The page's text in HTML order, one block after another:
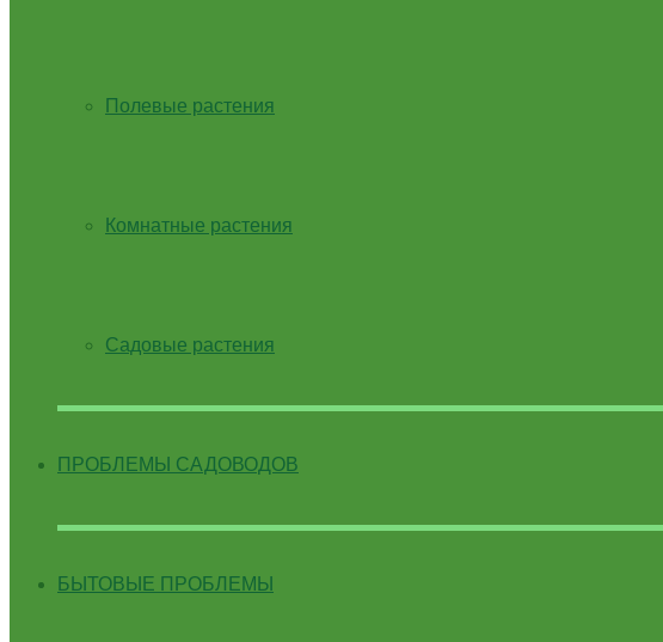
Полевые растения
Комнатные растения
Садовые растения
ПРОБЛЕМЫ САДОВОДОВ
БЫТОВЫЕ ПРОБЛЕМЫ